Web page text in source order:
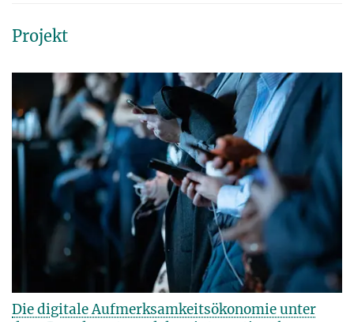
Projekt
Die digitale Aufmerksamkeitsökonomie unter